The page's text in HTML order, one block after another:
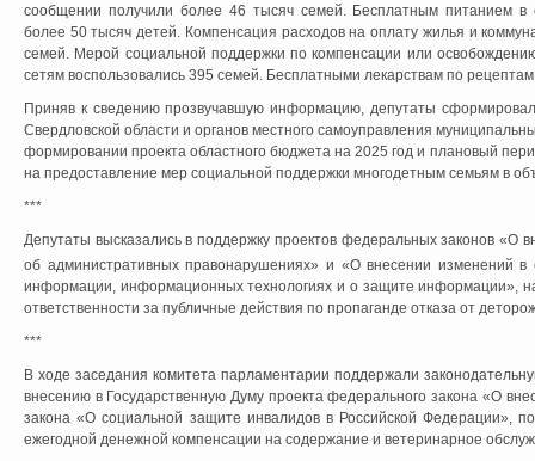
сообщении получили более 46 тысяч семей. Бесплатным питанием в
более 50 тысяч детей. Компенсация расходов на оплату жилья и
семей. Мерой социальной поддержки по компенсации или
сетям воспользовались 395 семей. Бесплатными лекарствам по
Приняв к сведению прозвучавшую информацию, депутаты
Свердловской области и органов местного самоуправления
формировании проекта областного бюджета на 2025 год и плановый
на предоставление мер социальной поддержки многодетным семьям в
***
Депутаты высказались в поддержку проектов федеральных законов «О
об административных правонарушениях» и «О внесении изменений в
информации, информационных технологиях и о защите информации»,
ответственности за публичные действия по пропаганде отказа от
***
В ходе заседания комитета парламентарии поддержали
внесению в Государственную Думу проекта федерального закона «О
закона «О социальной защите инвалидов в Российской Федерации»,
ежегодной денежной компенсации на содержание и ветеринарное